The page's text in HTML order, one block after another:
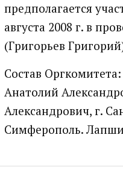
предполагается
августа 2008 г. в
(Григорьев
Состав
Анатолий
Александрович, г.
Симферополь.